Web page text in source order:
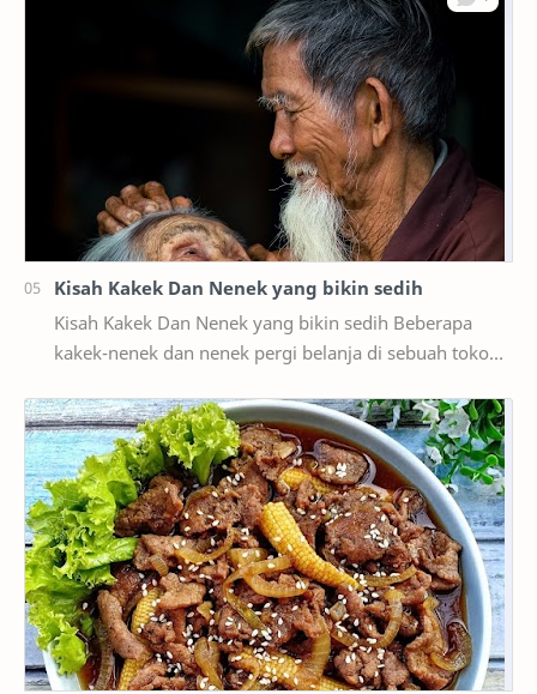
Kisah Kakek Dan Nenek yang bikin sedih
Kisah Kakek Dan Nenek yang bikin sedih Beberapa
kakek-nenek dan nenek pergi belanja di sebuah toko
Kemu…